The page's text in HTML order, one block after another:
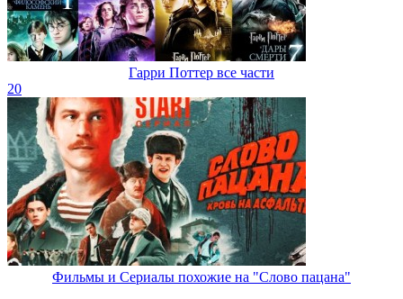
Гарри Поттер все части
20
Фильмы и Сериалы похожие на "Слово пацана"